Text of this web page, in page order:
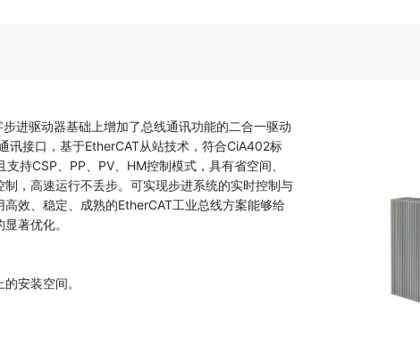
进驱动器基础上增加了总线通讯功能的二合一驱动
讯接口，基于EtherCAT从站技术，符合CiA402标
持CSP、PP、PV、HM控制模式，具有省空间、
，高速运行不丢步。可实现步进系统的实时控制与
效、稳定、成熟的EtherCAT⼯业总线⽅案能够给
著优化。
安装空间。